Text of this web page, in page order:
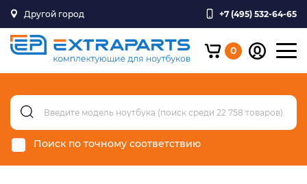
Другой город +7 (495) 532-64-65
0
Поиск по точному соответствию